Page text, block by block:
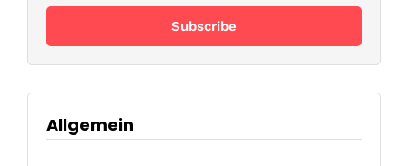
Allgemein